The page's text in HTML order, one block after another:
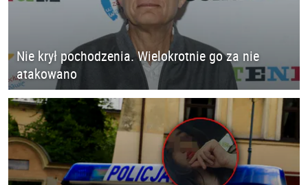
Nie krył pochodzenia. Wielokrotnie go za nie
atakowano